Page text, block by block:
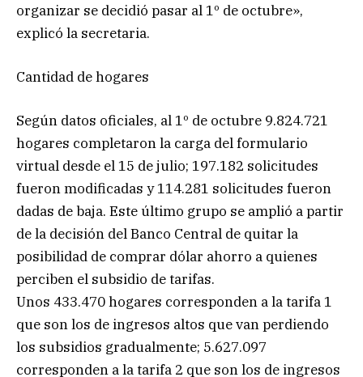
organizar se decidió pasar al 1º de octubre»,
explicó la secretaria.
Cantidad de hogares
Según datos oficiales, al 1º de octubre 9.824.721
hogares completaron la carga del formulario
virtual desde el 15 de julio; 197.182 solicitudes
fueron modificadas y 114.281 solicitudes fueron
dadas de baja. Este último grupo se amplió a partir
de la decisión del Banco Central de quitar la
posibilidad de comprar dólar ahorro a quienes
perciben el subsidio de tarifas.
Unos 433.470 hogares corresponden a la tarifa 1
que son los de ingresos altos que van perdiendo
los subsidios gradualmente; 5.627.097
corresponden a la tarifa 2 que son los de ingresos